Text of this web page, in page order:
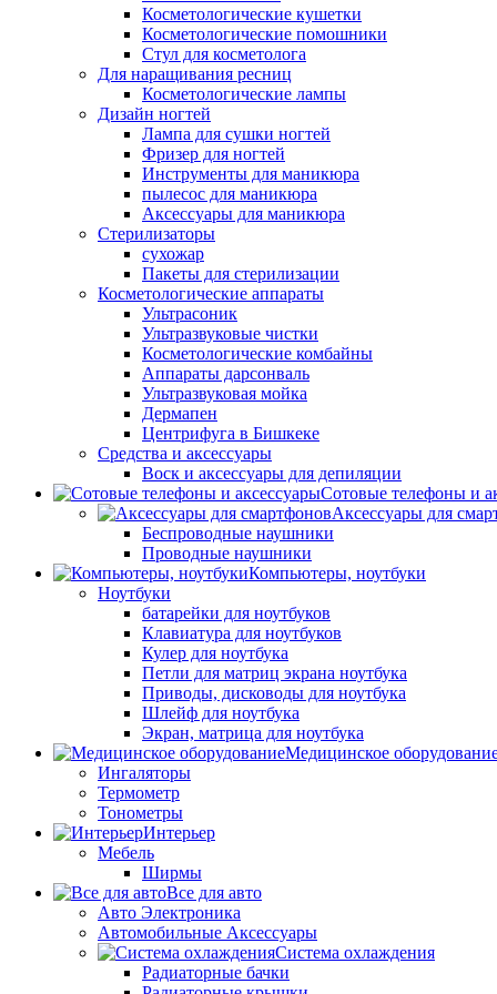
Косметологические кушетки
Косметологические помошники
Стул для косметолога
Для наращивания ресниц
Косметологические лампы
Дизайн ногтей
Лампа для сушки ногтей
Фризер для ногтей
Инструменты для маникюра
пылесос для маникюра
Аксессуары для маникюра
Стерилизаторы
сухожар
Пакеты для стерилизации
Косметологические аппараты
Ультрасоник
Ультразвуковые чистки
Косметологические комбайны
Аппараты дарсонваль
Ультразвуковая мойка
Дермапен
Центрифуга в Бишкеке
Средства и аксессуары
Воск и аксессуары для депиляции
Сотовые телефоны и
Аксессуары для
Беспроводные наушники
Проводные наушники
Компьютеры, ноутбуки
Ноутбуки
батарейки для ноутбуков
Клавиатура для ноутбуков
Кулер для ноутбука
Петли для матриц экрана ноутбука
Приводы, дисководы для ноутбука
Шлейф для ноутбука
Экран, матрица для ноутбука
Медицинское
Ингаляторы
Термометр
Тонометры
Интерьер
Мебель
Ширмы
Все для авто
Авто Электроника
Автомобильные Аксессуары
Система охлаждения
Радиаторные бачки